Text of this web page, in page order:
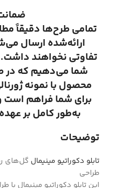
تمامی طرح‌ها دقیقاً
ارائه‌شده ارسال
تفاوتی نخواهند داشت.
شما می‌دهیم که در
محصول با نمونه
برای شما فراهم است
به‌طور کامل بر
توضیحات
تابلو دکوراتیو مینیمال گل‌های
طراحی
این تابلو دکوراتیو مینیمال